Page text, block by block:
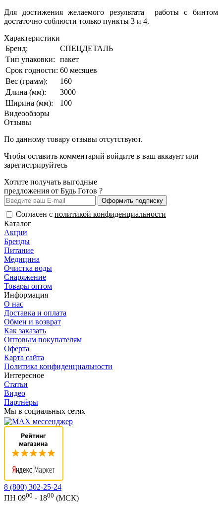
Для достижения желаемого результата работы с бинтом
достаточно соблюсти только пункты 3 и 4.
Характеристики
Бренд:
СПЕЦДЕТАЛЬ
Тип упаковки:
пакет
Срок годности: 60 месяцев
Вес (грамм):
160
Длина (мм):
3000
Ширина (мм):
100
Видеообзоры
Отзывы
По данному товару отзывы отсутствуют.
Чтобы оставить комментарий войдите в ваш аккаунт или
зарегистрируйтесь
Хотите получать выгодные
предложения от Будь Готов ?
Оформить подписку
Согласен с политикой конфиденциальности
Каталог
Акции
Бренды
Питание
Медицина
Очистка воды
Снаряжение
Товары оптом
Информация
О нас
Доставка и оплата
Обмен и возврат
Как заказать
Оптовым покупателям
Оферта
Карта сайта
Политика конфиденциальности
Интересное
Статьи
Видео
Партнёры
Мы в социальных сетях
8 (800) 302-25-24
ПН 0900 - 1800 (МСК)